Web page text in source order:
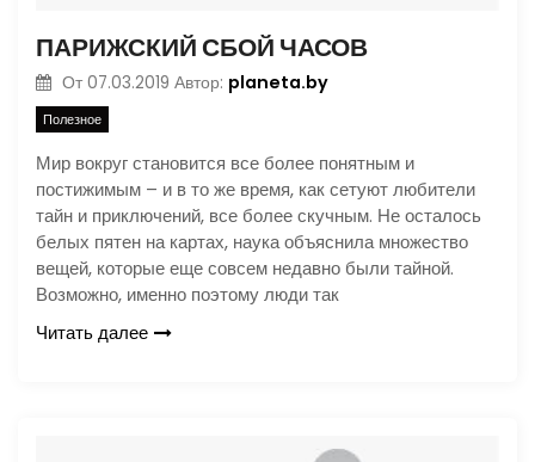
ПАРИЖСКИЙ СБОЙ ЧАСОВ
От 07.03.2019 Автор: planeta.by
Полезное
Мир вокруг становится все более понятным и
постижимым – и в то же время, как сетуют любители
тайн и приключений, все более скучным. Не осталось
белых пятен на картах, наука объяснила множество
вещей, которые еще совсем недавно были тайной.
Возможно, именно поэтому люди так
Читать далее